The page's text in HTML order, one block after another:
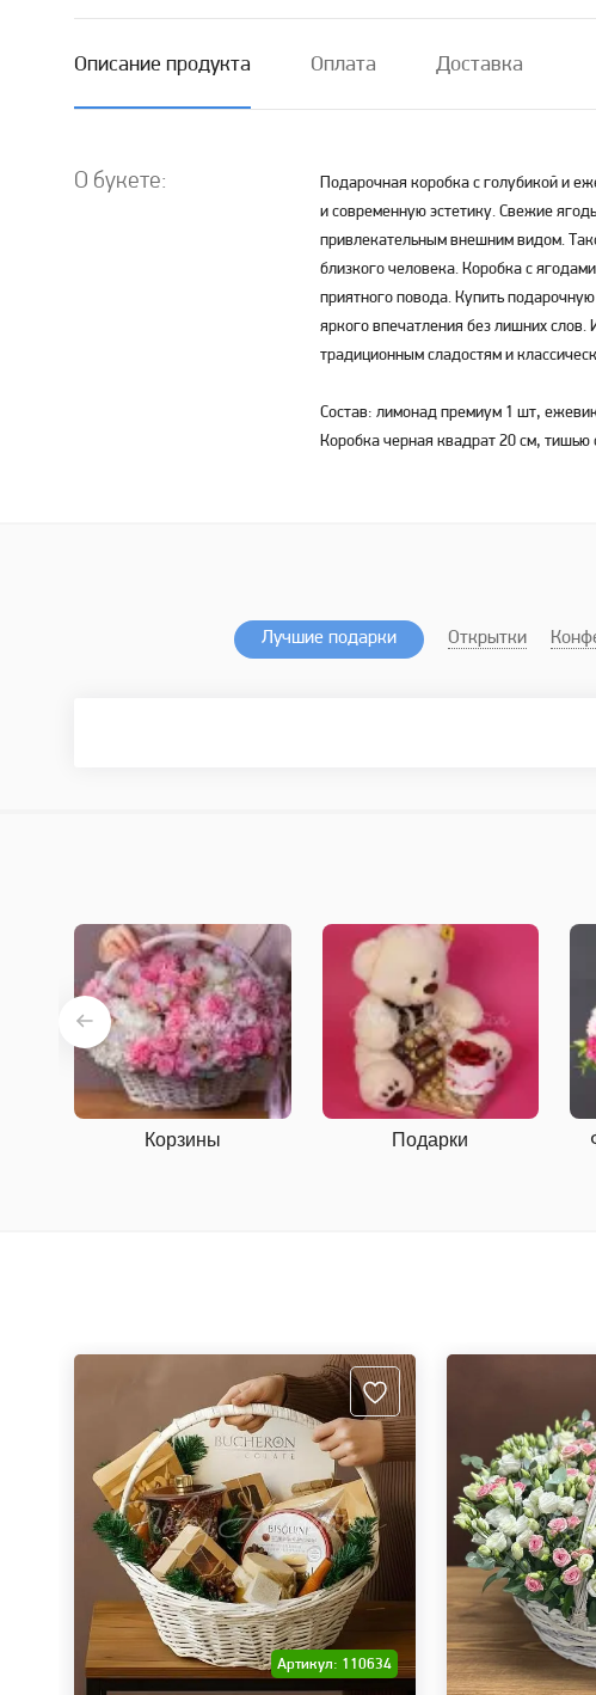
Описание продукта Оплата Доставка
О букете:
Подарочная коробка с голубикой и
и современную эстетику. Свежие
привлекательным внешним видом.
близкого человека. Коробка с
приятного повода. Купить
яркого впечатления без лишних
традиционным сладостям и
Состав: лимонад премиум 1 шт,
Коробка черная квадрат 20 см, тишью
Лучшие подарки Открытки
Корзины Подарки
Артикул: 110634